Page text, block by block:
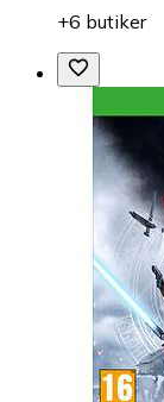
+6 butiker